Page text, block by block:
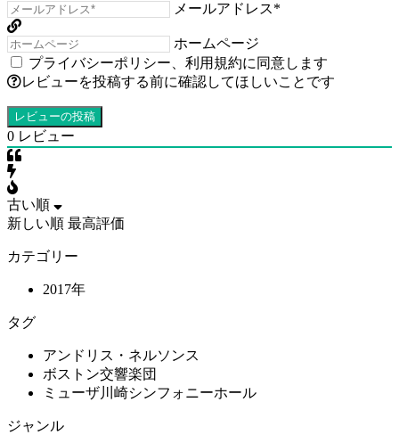
メールアドレス*
ホームページ
プライバシーポリシー
利用規約に同意します
レビューを投稿する前に確認してほしいことです
0 レビュー
古い順
新しい順 最高評価
カテゴリー
2017年
タグ
アンドリス・ネルソンス
ボストン交響楽団
ミューザ川崎シンフォニーホール
ジャンル